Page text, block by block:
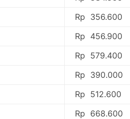
Rp 356.600
Rp 456.900
Rp 579.400
Rp 390.000
Rp 512.600
Rp 668.600